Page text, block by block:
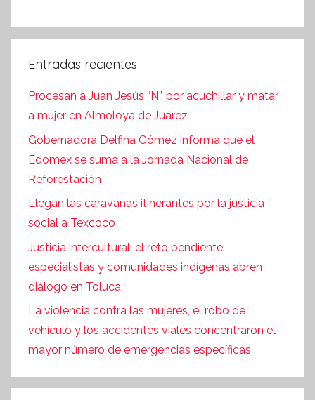
Entradas recientes
Procesan a Juan Jesús “N”, por acuchillar y matar
a mujer en Almoloya de Juárez
Gobernadora Delfina Gómez informa que el
Edomex se suma a la Jornada Nacional de
Reforestación
Llegan las caravanas itinerantes por la justicia
social a Texcoco
Justicia intercultural, el reto pendiente:
especialistas y comunidades indígenas abren
diálogo en Toluca
La violencia contra las mujeres, el robo de
vehículo y los accidentes viales concentraron el
mayor número de emergencias específicas